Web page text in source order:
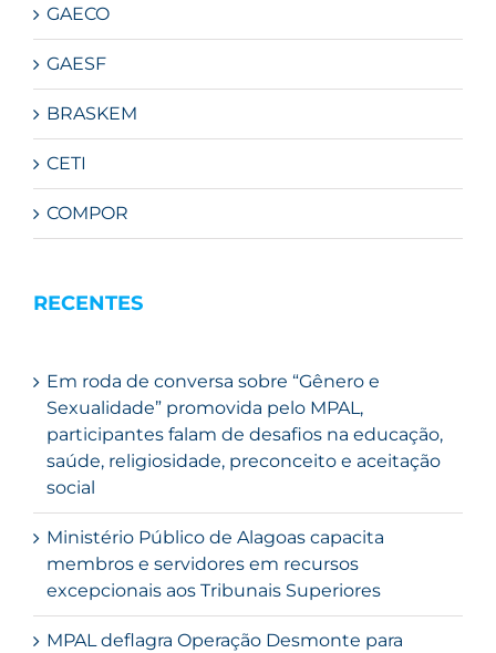
GAECO
GAESF
BRASKEM
CETI
COMPOR
RECENTES
Em roda de conversa sobre “Gênero e
Sexualidade” promovida pelo MPAL,
participantes falam de desafios na educação,
saúde, religiosidade, preconceito e aceitação
social
Ministério Público de Alagoas capacita
membros e servidores em recursos
excepcionais aos Tribunais Superiores
MPAL deflagra Operação Desmonte para